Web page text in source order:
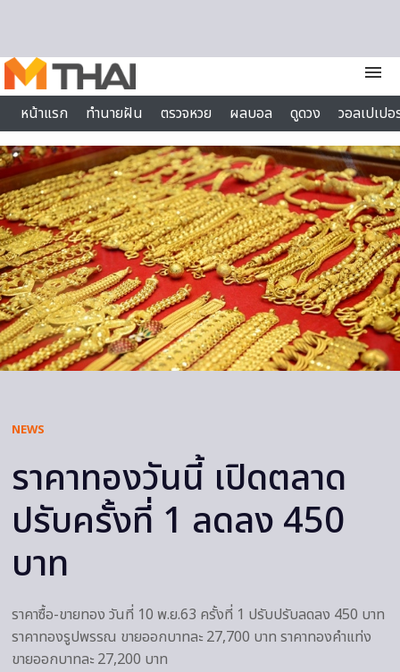
menu
หน้าแรก
ทำนายฝัน ตรวจหวย ผลบอล ดูดวง
วอลเปเป
ไลฟ์สไตล์
NEWS
ราคาทองวันนี้ เปิดตลาด
ปรับครั้งที่ 1 ลดลง 450
บาท
ราคาซื้อ-ขายทอง วันที่ 10 พ.ย.63 ครั้งที่ 1 ปรับปรับลดลง 450 บาท
ราคาทองรูปพรรณ ขายออกบาทละ 27,700 บาท ราคาทองคำแท่ง
ขายออกบาทละ 27,200 บาท